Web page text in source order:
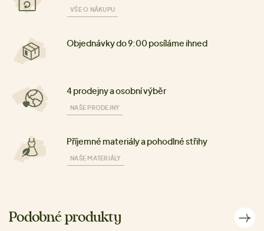
VŠE O NÁKUPU
Objednávky do 9:00 posíláme ihned
4 prodejny a osobní výběr
NAŠE PRODEJNY
Příjemné materiály a pohodlné střihy
NAŠE MATERIÁLY
Podobné produkty